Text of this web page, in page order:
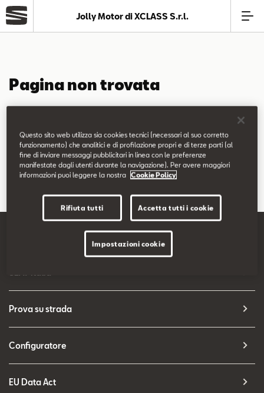
Modelli
Service
Business
SEAT Usato Certificato
Configuratore
Jolly Motor di XCLASS S.r.l.
Pagina non trovata
Puoi continuare a esplorare il sito usando il menù di navigazione
qui sopra.
Prova su strada
Configuratore
EU Data Act
Questo sito web utilizza sia cookies tecnici (necessari al suo corretto
funzionamento) che analitici e di profilazione propri e di terze parti (al
fine di inviare messaggi pubblicitari in linea con le preferenze
manifestate dagli utenti durante la navigazione). Per avere maggiori
informazioni puoi leggere la nostra
Cookie Policy
Rifiuta tutti Accetta tutti i cookie
Impostazioni cookie